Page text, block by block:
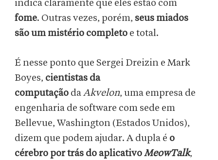
indica claramente que eles estão com
fome. Outras vezes, porém, seus miados
são um mistério completo e total.
É nesse ponto que Sergei Dreizin e Mark
Boyes, cientistas da
computação daAkvelon, uma empresa de
engenharia de software com sede em
Bellevue, Washington (Estados Unidos),
dizem que podem ajudar. A dupla é o
cérebro por trás do aplicativoMeowTalk,